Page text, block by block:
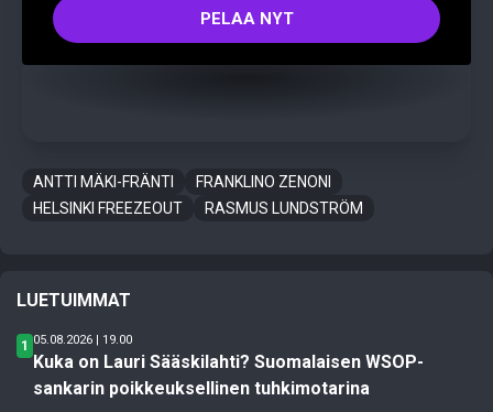
PELAA NYT
ANTTI MÄKI-FRÄNTI
FRANKLINO ZENONI
HELSINKI FREEZEOUT
RASMUS LUNDSTRÖM
LUETUIMMAT
1 05.08.2026 | 19.00
Kuka on Lauri Sääskilahti? Suomalaisen WSOP-
sankarin poikkeuksellinen tuhkimotarina